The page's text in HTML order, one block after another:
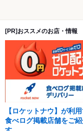
[PR]おススメのお店・情報
【ロケットナウ】が利
食べログ掲載店舗をご紹